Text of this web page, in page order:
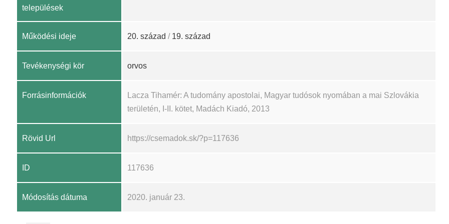
települések
Működési ideje 20. század / 19. század
Tevékenységi kör orvos
Forrásinformációk
Lacza Tihamér: A tudomány apostolai, Magyar tudósok nyomában a mai Szlovákia
területén, I-II. kötet, Madách Kiadó, 2013
Rövid Url https://csemadok.sk/?p=117636
ID 117636
Módosítás dátuma 2020. január 23.